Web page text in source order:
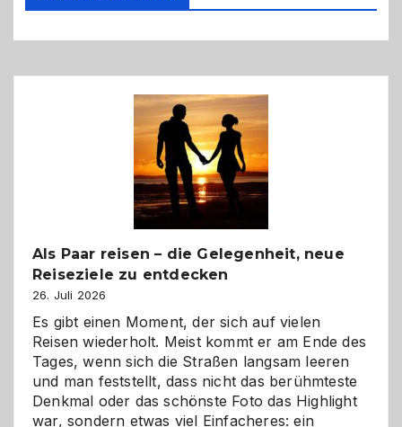
Als Paar reisen – die Gelegenheit, neue
Reiseziele zu entdecken
26. Juli 2026
Es gibt einen Moment, der sich auf vielen
Reisen wiederholt. Meist kommt er am Ende des
Tages, wenn sich die Straßen langsam leeren
und man feststellt, dass nicht das berühmteste
Denkmal oder das schönste Foto das Highlight
war, sondern etwas viel Einfacheres: ein